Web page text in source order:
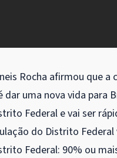
Rocha afirmou que
dar uma nova vida
Federal e vai ser
do Distrito
Federal: 90% ou